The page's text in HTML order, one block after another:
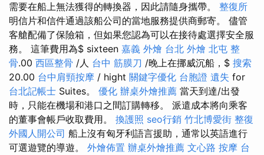
需要在船上無法獲得的轉換器，因此請隨身攜帶。 整復所
明信片和信件通過該船公司的當地服務提供商郵寄。 儘管
客艙配備了保險箱，但如果您認為可以在接待處選擇安全服
務。 這筆費用為$ sixteen 嘉義 外燴 台北 外燴 北屯 整
骨.00 西區整骨 /人 台中 筋膜刀 /晚上在挪威沉船，$ 搜索
20.00 台中肩頸按摩 / hight 關鍵字優化 台胞證 遺失 for
台北記帳士 Suites。 優化 辦桌外燴推薦 當天到達/出發
時，只能在機場和港口之間訂購轉移。 派遣成本將向乘客
的董事會帳戶收取費用。 換護照 seo行銷 竹北博愛街 整復
外國人開公司 船上沒有匈牙利語言援助，通常以英語進行
可選遊覽的導遊。 外燴佈置 辦桌外燴推薦 文心路 按摩 台